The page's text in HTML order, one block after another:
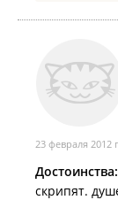
11000 тыс
23 февраля 2012
Достоинства:
скрипят.